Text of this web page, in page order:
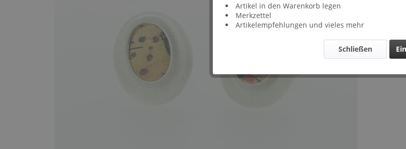
Artikel in den Warenkorb legen
Merkzettel
Artikelempfehlungen und vieles mehr
Schließen